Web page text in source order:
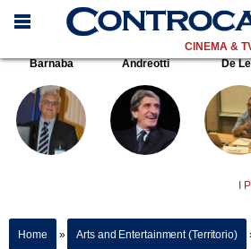
CINEMA &
Barnaba
Andreotti De
I
Home » Arts and Entertainment (Territorio)